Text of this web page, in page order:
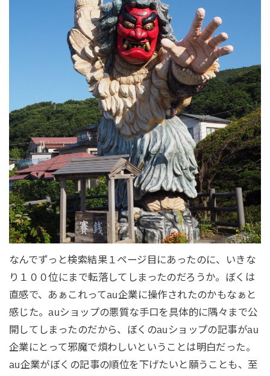
なんでずっと検索結果１ページ目にあったのに、いきな
り１００位にまで転落してしまったのだろうか。ぼくは
直感で、あぁこれってau企業に操作されたのかもなぁと
感じた。auショップの悪質な手口を具体的に隅々まで公
開してしまったのだから、ぼくのauショップの記事がau
企業にとって邪魔で煩わしいということは明白だった。
au企業がぼくの記事の順位を下げたいと願うことも、至